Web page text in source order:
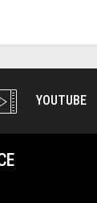
YOUTUBE